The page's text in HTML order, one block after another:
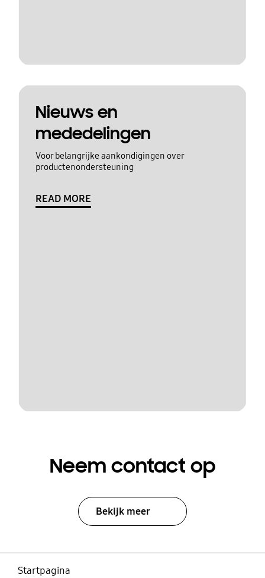
Nieuws en
mededelingen
Voor belangrijke aankondigingen over
productenondersteuning
READ MORE
Neem contact op
Bekijk meer
Startpagina